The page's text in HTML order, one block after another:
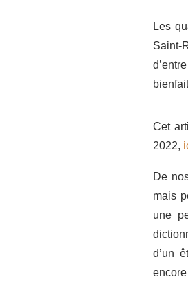
Les
Saint-
Cet
2022,
De
mais
une
d’un